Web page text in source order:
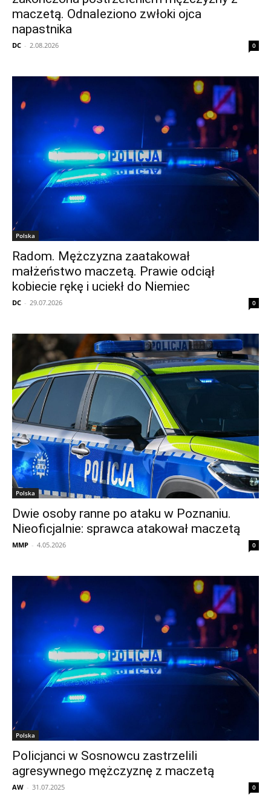
maczetą. Odnaleziono zwłoki ojca
napastnika
DC - 2.08.2026 0
Polska
Radom. Mężczyzna zaatakował
małżeństwo maczetą. Prawie odciął
kobiecie rękę i uciekł do Niemiec
DC - 29.07.2026 0
Polska
Dwie osoby ranne po ataku w Poznaniu.
Nieoficjalnie: sprawca atakował maczetą
MMP - 4.05.2026 0
Polska
Policjanci w Sosnowcu zastrzelili
agresywnego mężczyznę z maczetą
AW - 31.07.2025 0